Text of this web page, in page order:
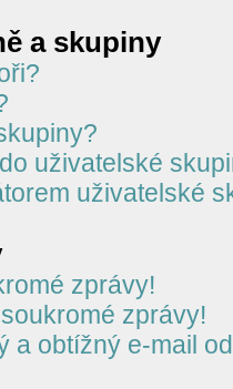
a skupiny
uživatelské
uživatelské
zprávy!
zprávy!
a obtížný e-mail